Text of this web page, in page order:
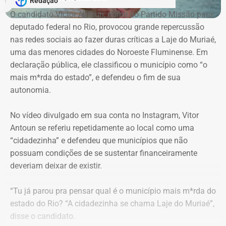
probabilidade do direito alegado nem a existência de
perigo de dano que justificasse a intervenção urgente.
Justiça nega todas as medidas
urgentes
Em 8 de julho, o juiz Danilo Marques Borges acompanhou
A decisão afirma que as publicações tratam de fatos de
interesse público relacionados à administração municipal
e à atuação de agentes políticos, assuntos submetidos
ao “legítimo escrutínio da sociedade em um Estado
O magistrado considerou que não havia demonstração
concreta da ilegalidade das postagens nem risco
advogados de defesa.
Moraes, porém, afastou a alegação de que teria havido
violação da cadeia de custódia das provas. Segundo o
ministro, não existem “quaisquer indícios ou evidências
concretas” que sustentem essa possibilidade. Ele
também descartou a hipótese de que o sigilo das
comunicações profissionais de Alessandro Carracena, na
Além de rejeitar o recurso da defesa de Carracena, o
ministro do STF votou por negar pedidos de outros
investigados na Operação Anomalia. O ministro defendeu
que se mantenham as prisões do policial militar Flávio
Gonçalves, ex-assessor parlamentar, continue detido em
uma penitenciária federal.
O candidato Victor Antoun, nome do Partido Missão para
deputado federal no Rio, provocou grande repercussão
nas redes sociais ao fazer duras críticas a Laje do Muriaé,
uma das menores cidades do Noroeste Fluminense. Em
declaração pública, ele classificou o município como “o
mais m*rda do estado”, e defendeu o fim de sua
autonomia.
No vídeo divulgado em sua conta no Instagram, Vitor
Antoun se referiu repetidamente ao local como uma
“cidadezinha” e defendeu que municípios que não
possuam condições de se sustentar financeiramente
deveriam deixar de existir.
“Tu já parou pra pensar qual é o município mais m*rda do
estado do Rio? “A cidadezinha se chama Laje do Muriaé”,
disse o candidato.